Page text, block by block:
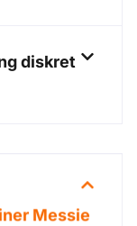
diskret
Messie